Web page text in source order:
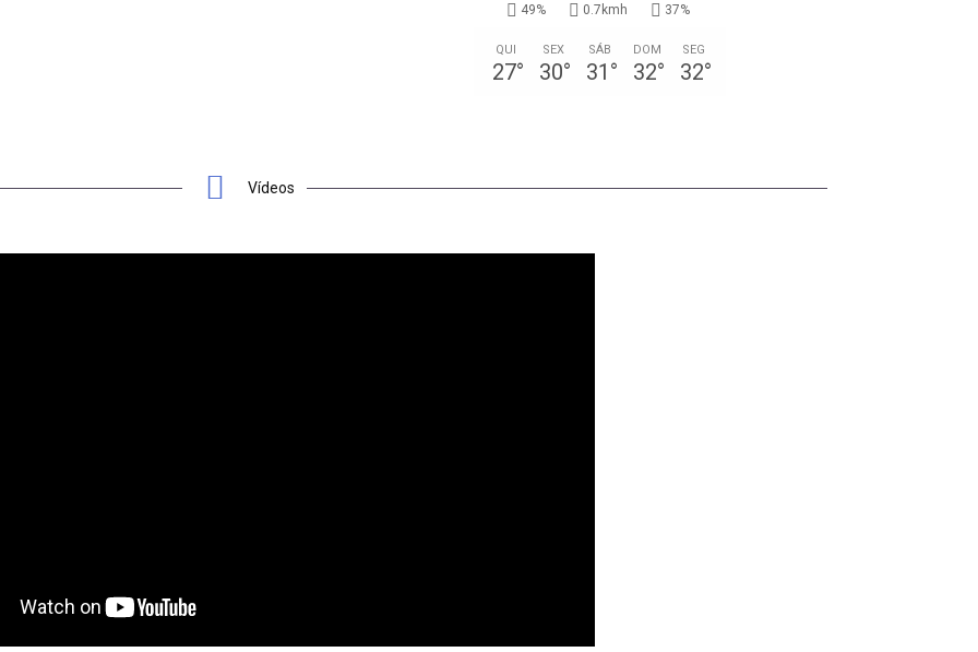
49% 0.7kmh 37%
QUI
27°
SEX
30°
SÁB
31 °
DOM
32°
SEG
32°
Vídeos